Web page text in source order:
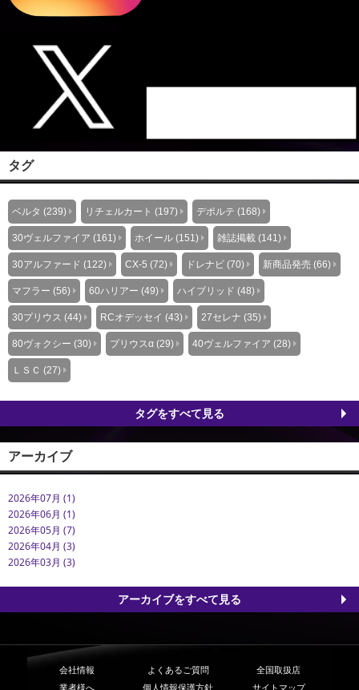
タグ
ベルタ (239) リチェルカート (197) デポルテ (168)
30ヴェルファイア (161) ホイール (151) 雑誌掲載 (141)
30アルファード (122) CX-5 (72) ドレナビ (70) 新商品発売 (66)
マフラー (56) 60ハリアー (49) ハイブリッド (48)
30プリウス (44) RCオデッセイ (43) 27セレナ (35)
80ヴォクシー (30) プリウスα (29) 40ヴェルファイア (28)
ＬＳＣ (27)
タグをすべて見る
アーカイブ
2026年07月 (1)
2026年06月 (1)
2026年05月 (7)
2026年04月 (3)
2026年03月 (3)
アーカイブをすべて見る
会社情報 よくあるご質問
全国取扱店
業者様へ
個人情報保護方針 サイトマップ